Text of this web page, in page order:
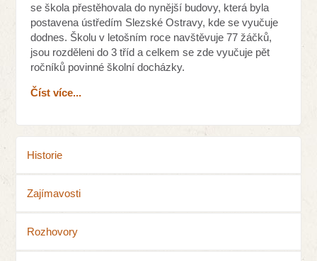
se škola přestěhovala do nynější budovy, která byla
postavena ústředím Slezské Ostravy, kde se vyučuje
dodnes. Školu v letošním roce navštěvuje 77 žáčků,
jsou rozděleni do 3 tříd a celkem se zde vyučuje pět
ročníků povinné školní docházky.
Číst více...
Historie
Zajímavosti
Rozhovory